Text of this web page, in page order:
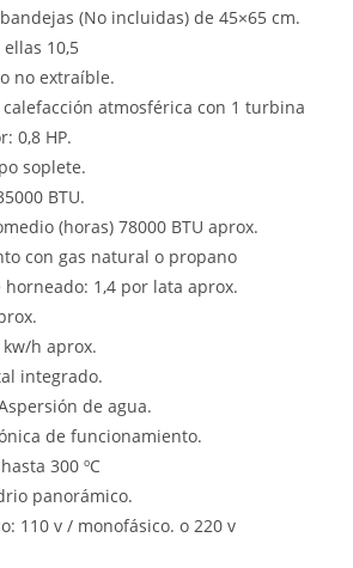
(No incluidas) de 45×65 cm.
10,5
no extraíble.
atmosférica con 1 turbina
0,8 HP.
soplete.
BTU.
(horas) 78000 BTU aprox.
con gas natural o propano
horneado: 1,4 por lata aprox.
kw/h aprox.
integrado.
de agua.
de funcionamiento.
300 ºC
panorámico.
110 v / monofásico. o 220 v